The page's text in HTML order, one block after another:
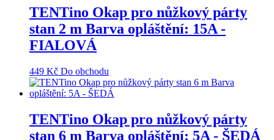
TENTino Okap pro nůžkový párty
stan 2 m Barva opláštění: 15A -
FIALOVÁ
449 Kč Do obchodu
TENTino Okap pro nůžkový párty
stan 6 m Barva opláštění: 5A - ŠEDÁ